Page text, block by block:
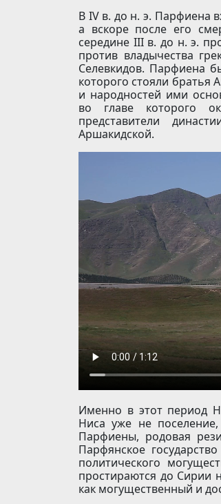
В IV в. до н. э. Парфиена
а вскоре после его
середине III в. до н. э.
против владычества
Селевкидов. Парфиена
которого стояли братья
и народностей ими
во главе которого
представители
Аршакидской.
Именно в этот период
Ниса уже не
Парфиены, родовая
Парфянское
политического
простираются до Сирии
как могущественный и